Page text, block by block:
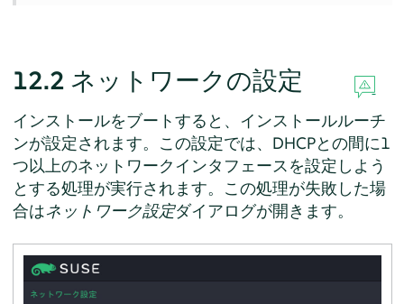
12.2 ネットワークの設定
インストールをブートすると、インストールルーチ
ンが設定されます。この設定では、DHCPとの間に1
つ以上のネットワークインタフェースを設定しよう
とする処理が実行されます。この処理が失敗した場
合はネットワーク設定ダイアログが開きます。